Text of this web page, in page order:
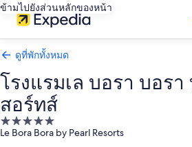
ข้ามไปยังส่วนหลักของหน้า
ดูที่พักทั้งหมด
โรงแรมเล บอรา บอรา
สอร์ทส์
ที่พัก
5.0
Le Bora Bora by Pearl Resorts